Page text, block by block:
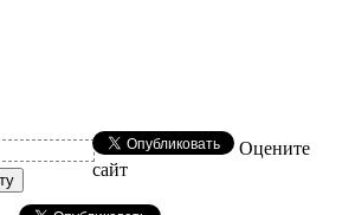
Оцените
сайт